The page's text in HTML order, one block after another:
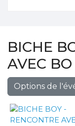
BICHE
AVEC
Options de